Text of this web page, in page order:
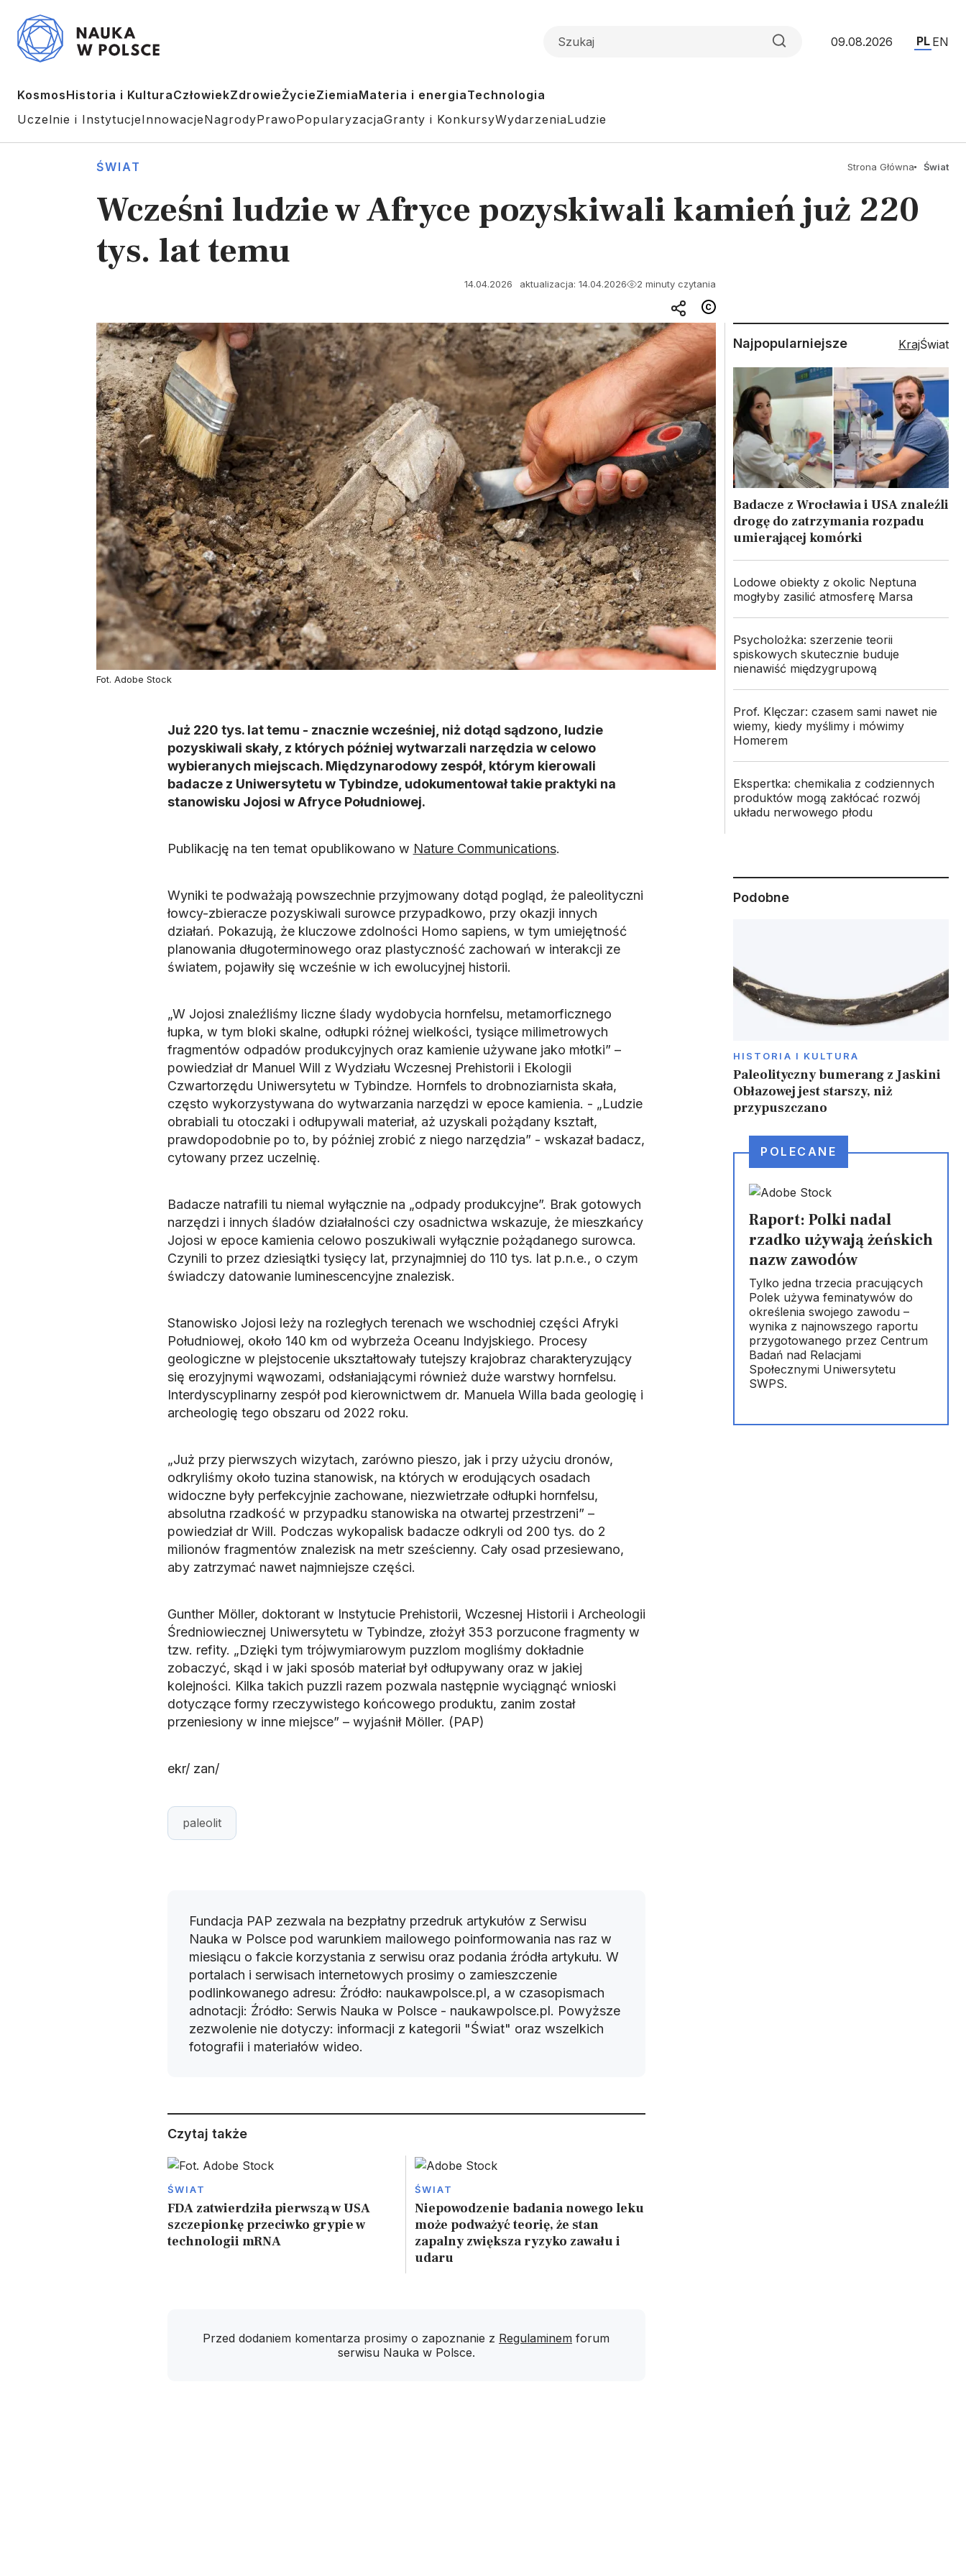
09.08.2026 PL EN
KosmosHistoria i KulturaCzłowiekZdrowieŻycieZiemiaMateria i energiaTechnologia
Uczelnie i InstytucjeInnowacjeNagrodyPrawoPopularyzacjaGranty i KonkursyWydarzeniaLudzie
ŚWIAT Strona Główna Świat
Wcześni ludzie w Afryce pozyskiwali kamień już 220
tys. lat temu
14.04.2026 aktualizacja: 14.04.2026 2 minuty czytania
Fot. Adobe Stock
Już 220 tys. lat temu - znacznie wcześniej, niż dotąd sądzono, ludzie
pozyskiwali skały, z których później wytwarzali narzędzia w celowo
wybieranych miejscach. Międzynarodowy zespół, którym kierowali
badacze z Uniwersytetu w Tybindze, udokumentował takie praktyki na
stanowisku Jojosi w Afryce Południowej.
Publikację na ten temat opublikowano w Nature Communications.
Wyniki te podważają powszechnie przyjmowany dotąd pogląd, że paleolityczni
łowcy-zbieracze pozyskiwali surowce przypadkowo, przy okazji innych
działań. Pokazują, że kluczowe zdolności Homo sapiens, w tym umiejętność
planowania długoterminowego oraz plastyczność zachowań w interakcji ze
światem, pojawiły się wcześnie w ich ewolucyjnej historii.
„W Jojosi znaleźliśmy liczne ślady wydobycia hornfelsu, metamorficznego
łupka, w tym bloki skalne, odłupki różnej wielkości, tysiące milimetrowych
fragmentów odpadów produkcyjnych oraz kamienie używane jako młotki” –
powiedział dr Manuel Will z Wydziału Wczesnej Prehistorii i Ekologii
Czwartorzędu Uniwersytetu w Tybindze. Hornfels to drobnoziarnista skała,
często wykorzystywana do wytwarzania narzędzi w epoce kamienia. - „Ludzie
obrabiali tu otoczaki i odłupywali materiał, aż uzyskali pożądany kształt,
prawdopodobnie po to, by później zrobić z niego narzędzia” - wskazał badacz,
cytowany przez uczelnię.
Badacze natrafili tu niemal wyłącznie na „odpady produkcyjne”. Brak gotowych
narzędzi i innych śladów działalności czy osadnictwa wskazuje, że mieszkańcy
Jojosi w epoce kamienia celowo poszukiwali wyłącznie pożądanego surowca.
Czynili to przez dziesiątki tysięcy lat, przynajmniej do 110 tys. lat p.n.e., o czym
świadczy datowanie luminescencyjne znalezisk.
Stanowisko Jojosi leży na rozległych terenach we wschodniej części Afryki
Południowej, około 140 km od wybrzeża Oceanu Indyjskiego. Procesy
geologiczne w plejstocenie ukształtowały tutejszy krajobraz charakteryzujący
się erozyjnymi wąwozami, odsłaniającymi również duże warstwy hornfelsu.
Interdyscyplinarny zespół pod kierownictwem dr. Manuela Willa bada geologię i
archeologię tego obszaru od 2022 roku.
„Już przy pierwszych wizytach, zarówno pieszo, jak i przy użyciu dronów,
odkryliśmy około tuzina stanowisk, na których w erodujących osadach
widoczne były perfekcyjnie zachowane, niezwietrzałe odłupki hornfelsu,
absolutna rzadkość w przypadku stanowiska na otwartej przestrzeni” –
powiedział dr Will. Podczas wykopalisk badacze odkryli od 200 tys. do 2
milionów fragmentów znalezisk na metr sześcienny. Cały osad przesiewano,
aby zatrzymać nawet najmniejsze części.
Gunther Möller, doktorant w Instytucie Prehistorii, Wczesnej Historii i Archeologii
Średniowiecznej Uniwersytetu w Tybindze, złożył 353 porzucone fragmenty w
tzw. refity. „Dzięki tym trójwymiarowym puzzlom mogliśmy dokładnie
zobaczyć, skąd i w jaki sposób materiał był odłupywany oraz w jakiej
kolejności. Kilka takich puzzli razem pozwala następnie wyciągnąć wnioski
dotyczące formy rzeczywistego końcowego produktu, zanim został
przeniesiony w inne miejsce” – wyjaśnił Möller. (PAP)
ekr/ zan/
paleolit
Fundacja PAP zezwala na bezpłatny przedruk artykułów z Serwisu
Nauka w Polsce pod warunkiem mailowego poinformowania nas raz w
miesiącu o fakcie korzystania z serwisu oraz podania źródła artykułu. W
portalach i serwisach internetowych prosimy o zamieszczenie
podlinkowanego adresu: Źródło: naukawpolsce.pl, a w czasopismach
adnotacji: Źródło: Serwis Nauka w Polsce - naukawpolsce.pl. Powyższe
zezwolenie nie dotyczy: informacji z kategorii "Świat" oraz wszelkich
fotografii i materiałów wideo.
Czytaj także
ŚWIAT
FDA zatwierdziła pierwszą w USA
szczepionkę przeciwko grypie w
technologii mRNA
ŚWIAT
Niepowodzenie badania nowego leku
może podważyć teorię, że stan
zapalny zwiększa ryzyko zawału i
udaru
Przed dodaniem komentarza prosimy o zapoznanie z Regulaminem forum
serwisu Nauka w Polsce.
Najpopularniejsze KrajŚwiat
Badacze z Wrocławia i USA znaleźli
drogę do zatrzymania rozpadu
umierającej komórki
Lodowe obiekty z okolic Neptuna
mogłyby zasilić atmosferę Marsa
Psycholożka: szerzenie teorii
spiskowych skutecznie buduje
nienawiść międzygrupową
Prof. Klęczar: czasem sami nawet nie
wiemy, kiedy myślimy i mówimy
Homerem
Ekspertka: chemikalia z codziennych
produktów mogą zakłócać rozwój
układu nerwowego płodu
Podobne
HISTORIA I KULTURA
Paleolityczny bumerang z Jaskini
Obłazowej jest starszy, niż
przypuszczano
POLECANE
Raport: Polki nadal
rzadko używają żeńskich
nazw zawodów
Tylko jedna trzecia pracujących
Polek używa feminatywów do
określenia swojego zawodu –
wynika z najnowszego raportu
przygotowanego przez Centrum
Badań nad Relacjami
Społecznymi Uniwersytetu
SWPS.